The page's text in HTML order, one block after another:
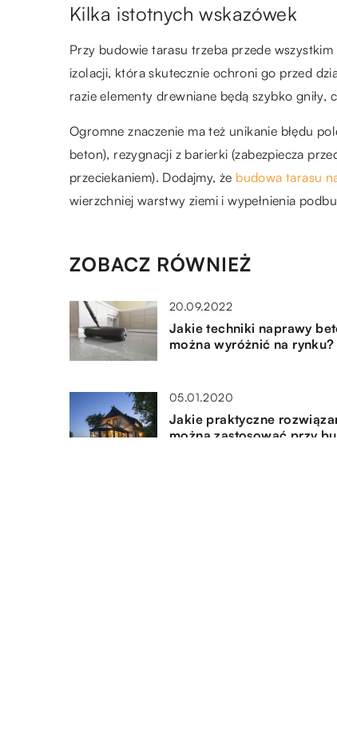
Kilka istotnych wskazówek
Przy budowie tarasu trzeba przede
izolacji, która skutecznie ochroni go przed
razie elementy drewniane będą szybko
Ogromne znaczenie ma też unikanie błędu
beton), rezygnacji z barierki (zabezpiecza
przeciekaniem). Dodajmy, że budowa tarasu
wierzchniej warstwy ziemi i wypełnienia
ZOBACZ RÓWNIEŻ
20.09.2022
Jakie techniki naprawy
można wyróżnić na rynku?
05.01.2020
Jakie praktyczne
można zastosować przy